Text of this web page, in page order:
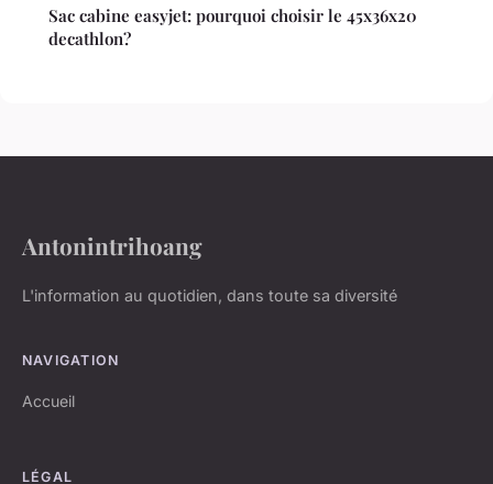
Sac cabine easyjet: pourquoi choisir le 45x36x20
decathlon?
Antonintrihoang
L'information au quotidien, dans toute sa diversité
NAVIGATION
Accueil
LÉGAL